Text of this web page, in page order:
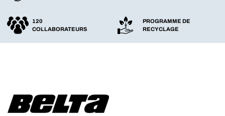
120
COLLABORATEURS
PROGRAMME DE
RECYCLAGE